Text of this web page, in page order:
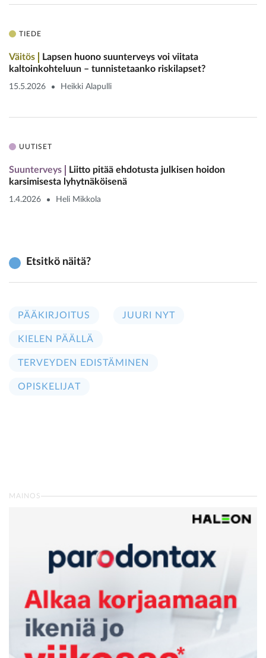
TIEDE
Väitös
Lapsen huono suunterveys voi ­viitata
kaltoinkohteluun – tunnistetaanko riskilapset?
15.5.2026 Heikki Alapulli
UUTISET
Suunterveys
Liitto pitää ehdotusta julkisen hoidon
karsimisesta lyhytnäköisenä
1.4.2026 Heli Mikkola
Etsitkö näitä?
PÄÄKIRJOITUS JUURI NYT
KIELEN PÄÄLLÄ
TERVEYDEN EDISTÄMINEN
OPISKELIJAT
MAINOS